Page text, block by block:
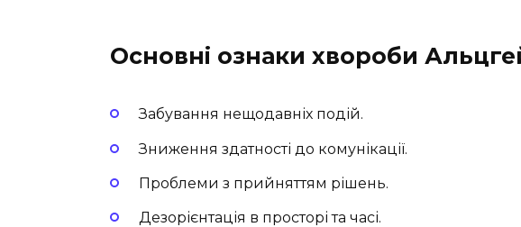
Основні ознаки хвороби
Забування нещодавніх подій.
Зниження здатності до комунікації.
Проблеми з прийняттям рішень.
Дезорієнтація в просторі та часі.